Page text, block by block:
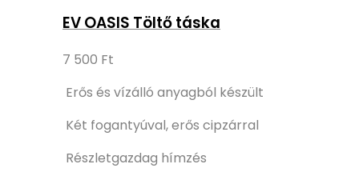
EV OASIS Töltő táska
7 500 Ft
Erős és vízálló anyagból készült
Két fogantyúval, erős cipzárral
Részletgazdag hímzés